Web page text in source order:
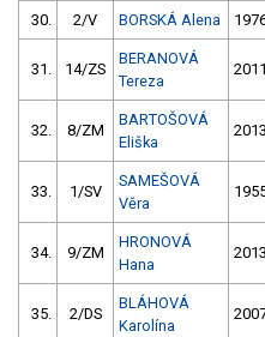
30. 2/V BORSKÁ Alena
31. 14/ZS
BERANOVÁ
Tereza
2011
32. 8/ZM
BARTOŠOVÁ
Eliška
2013
33. 1/SV
SAMEŠOVÁ
Věra
34. 9/ZM
HRONOVÁ
Hana
2013
35. 2/DS
BLÁHOVÁ
Karolína